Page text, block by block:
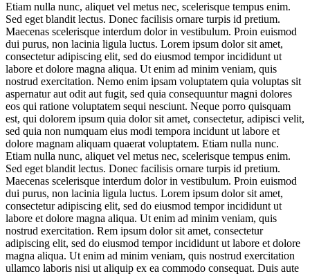
Etiam nulla nunc, aliquet vel metus nec, scelerisque tempus enim.
Sed eget blandit lectus. Donec facilisis ornare turpis id pretium.
Maecenas scelerisque interdum dolor in vestibulum. Proin euismod
dui purus, non lacinia ligula luctus. Lorem ipsum dolor sit amet,
consectetur adipiscing elit, sed do eiusmod tempor incididunt ut
labore et dolore magna aliqua. Ut enim ad minim veniam, quis
nostrud exercitation. Nemo enim ipsam voluptatem quia voluptas sit
aspernatur aut odit aut fugit, sed quia consequuntur magni dolores
eos qui ratione voluptatem sequi nesciunt. Neque porro quisquam
est, qui dolorem ipsum quia dolor sit amet, consectetur, adipisci velit,
sed quia non numquam eius modi tempora incidunt ut labore et
dolore magnam aliquam quaerat voluptatem. Etiam nulla nunc.
Etiam nulla nunc, aliquet vel metus nec, scelerisque tempus enim.
Sed eget blandit lectus. Donec facilisis ornare turpis id pretium.
Maecenas scelerisque interdum dolor in vestibulum. Proin euismod
dui purus, non lacinia ligula luctus. Lorem ipsum dolor sit amet,
consectetur adipiscing elit, sed do eiusmod tempor incididunt ut
labore et dolore magna aliqua. Ut enim ad minim veniam, quis
nostrud exercitation. Rem ipsum dolor sit amet, consectetur
adipiscing elit, sed do eiusmod tempor incididunt ut labore et dolore
magna aliqua. Ut enim ad minim veniam, quis nostrud exercitation
ullamco laboris nisi ut aliquip ex ea commodo consequat. Duis aute